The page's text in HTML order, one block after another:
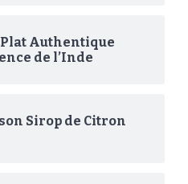
Authentique
de l’Inde
Sirop de Citron